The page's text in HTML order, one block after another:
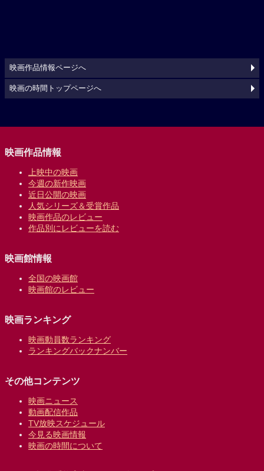
映画作品情報ページへ
映画の時間トップページへ
映画作品情報
上映中の映画
今週の新作映画
近日公開の映画
人気シリーズ＆受賞作品
映画作品のレビュー
作品別にレビューを読む
映画館情報
全国の映画館
映画館のレビュー
映画ランキング
映画動員数ランキング
ランキングバックナンバー
その他コンテンツ
映画ニュース
動画配信作品
TV放映スケジュール
今見る映画情報
映画の時間について